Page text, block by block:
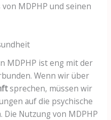
MDPHP und seinen
MDPHP ist eng mit der
Wenn wir über
sprechen, müssen wir
auf die psychische
Nutzung von MDPHP